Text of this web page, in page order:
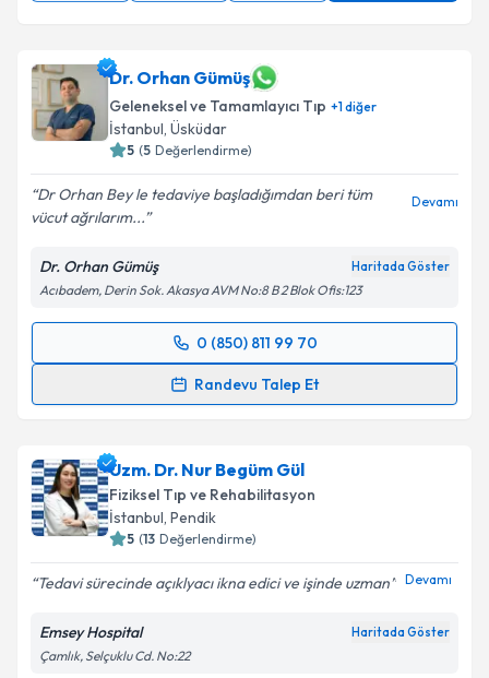
Dr. Orhan Gümüş
Geleneksel ve Tamamlayıcı Tıp +1diğer
İstanbul, Üsküdar
5 (5 Değerlendirme)
Dr Orhan Bey le tedaviye başladığımdan beri tüm
vücut ağrılarım...
Devamı
Dr. Orhan Gümüş Haritada Göster
Acıbadem, Derin Sok. Akasya AVM No:8 B 2 Blok Ofis:123
0 (850) 811 99 70
Randevu Talep Et
Randevu Takvimi Talebi
takvim hazırlandığında e-posta ile bilgilendireceğiz.
E-posta Adresiniz
Metni
'ni okudum ve kişisel verilerimin belirtilen
kapsamda işlenmesini kabul ediyorum.
Uzm. Dr. Nur Begüm Gül
Fiziksel Tıp ve Rehabilitasyon
İstanbul, Pendik
5 (13 Değerlendirme)
Tedavi sürecinde açıklyacı ikna edici ve işinde uzman Devamı
Emsey Hospital Haritada Göster
Çamlık, Selçuklu Cd. No:22